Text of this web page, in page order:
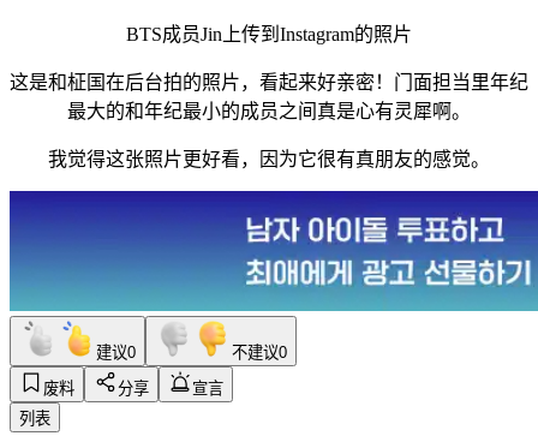
BTS成员Jin上传到Instagram的照片
这是和柾国在后台拍的照片，看起来好亲密！门面担当里年纪
最大的和年纪最小的成员之间真是心有灵犀啊。
我觉得这张照片更好看，因为它很有真朋友的感觉。
建议0 不建议0
废料
分享
宣言
列表